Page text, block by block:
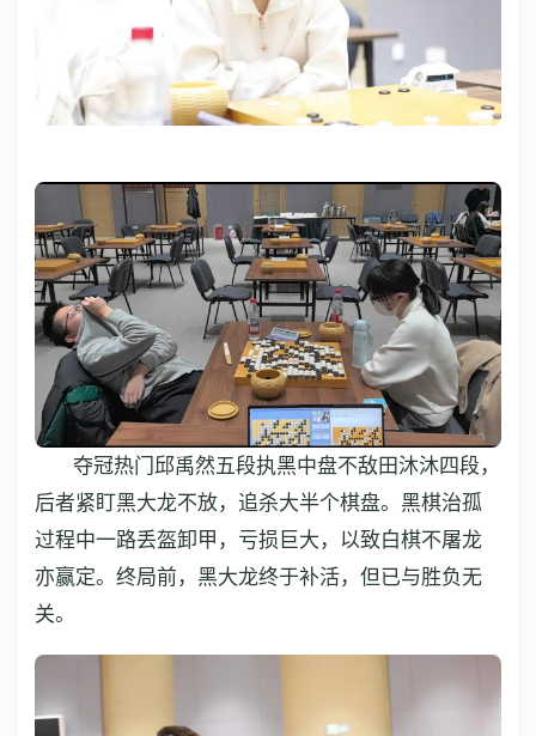
夺冠热门邱禹然五段执黑中盘不敌田沐沐四段，
后者紧盯黑大龙不放，追杀大半个棋盘。黑棋治孤
过程中一路丢盔卸甲，亏损巨大，以致白棋不屠龙
亦赢定。终局前，黑大龙终于补活，但已与胜负无
关。